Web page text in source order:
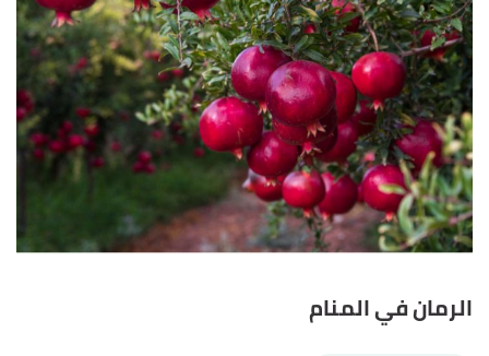
الرمان في المنام